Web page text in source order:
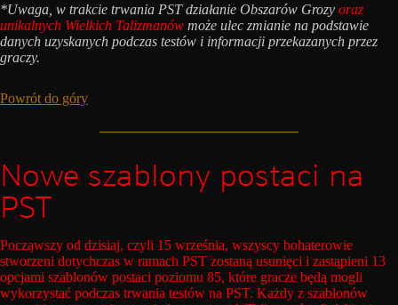
*Uwaga, w trakcie trwania PST działanie Obszarów Grozy oraz
unikalnych Wielkich Talizmanów może ulec zmianie na podstawie
danych uzyskanych podczas testów i informacji przekazanych przez
graczy.
Powrót do góry
Nowe szablony postaci na
PST
Począwszy od dzisiaj, czyli 15 września, wszyscy bohaterowie
stworzeni dotychczas w ramach PST zostaną usunięci i zastąpieni 13
opcjami szablonów postaci poziomu 85, które gracze będą mogli
wykorzystać podczas trwania testów na PST. Każdy z szablonów